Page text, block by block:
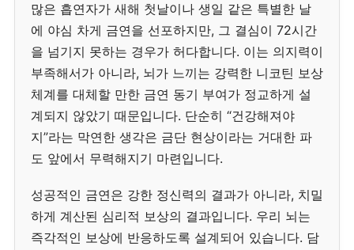
많은 흡연자가 새해 첫날이나 생일 같은 특별한 날
에 야심 차게 금연을 선포하지만, 그 결심이 72시간
을 넘기지 못하는 경우가 허다합니다. 이는 의지력이
부족해서가 아니라, 뇌가 느끼는 강력한 니코틴 보상
체계를 대체할 만한 금연 동기 부여가 정교하게 설
계되지 않았기 때문입니다. 단순히 “건강해져야
지”라는 막연한 생각은 금단 현상이라는 거대한 파
도 앞에서 무력해지기 마련입니다.
성공적인 금연은 강한 정신력의 결과가 아니라, 치밀
하게 계산된 심리적 보상의 결과입니다. 우리 뇌는
즉각적인 보상에 반응하도록 설계되어 있습니다. 담